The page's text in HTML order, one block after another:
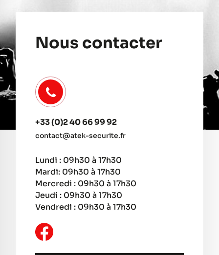
Nous contacter
+33 (0)2 40 66 99 92
contact@atek-securite.fr
Lundi : 09h30 à 17h30
Mardi: 09h30 à 17h30
Mercredi : 09h30 à 17h30
Jeudi : 09h30 à 17h30
Vendredi : 09h30 à 17h30